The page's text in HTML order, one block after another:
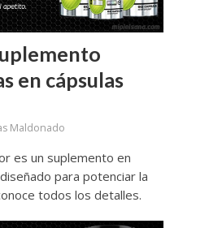
en cápsulas
Maldonado
es un suplemento en
para potenciar la
todos los detalles.